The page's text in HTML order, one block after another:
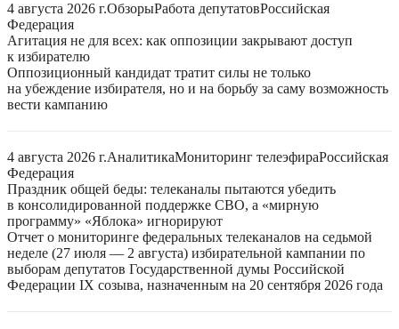
4 августа 2026 г.ОбзорыРабота депутатовРоссийская
Федерация
Агитация не для всех: как оппозиции закрывают доступ
к избирателю
Оппозиционный кандидат тратит силы не только
на убеждение избирателя, но и на борьбу за саму возможность
вести кампанию
4 августа 2026 г.АналитикаМониторинг телеэфираРоссийская
Федерация
Праздник общей беды: телеканалы пытаются убедить
в консолидированной поддержке СВО, а «мирную
программу» «Яблока» игнорируют
Отчет о мониторинге федеральных телеканалов на седьмой
неделе (27 июля — 2 августа) избирательной кампании по
выборам депутатов Государственной думы Российской
Федерации IX созыва, назначенным на 20 сентября 2026 года